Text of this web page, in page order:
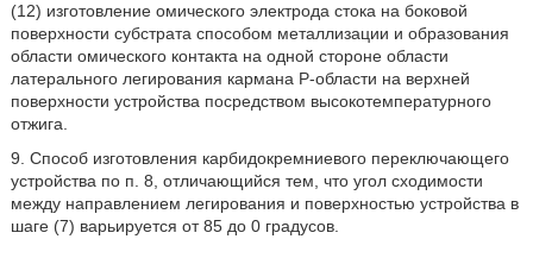
(12) изготовление омического электрода стока на боковой
поверхности субстрата способом металлизации и образования
области омического контакта на одной стороне области
латерального легирования кармана Р-области на верхней
поверхности устройства посредством высокотемпературного
отжига.
9. Способ изготовления карбидокремниевого переключающего
устройства по п. 8, отличающийся тем, что угол сходимости
между направлением легирования и поверхностью устройства в
шаге (7) варьируется от 85 до 0 градусов.